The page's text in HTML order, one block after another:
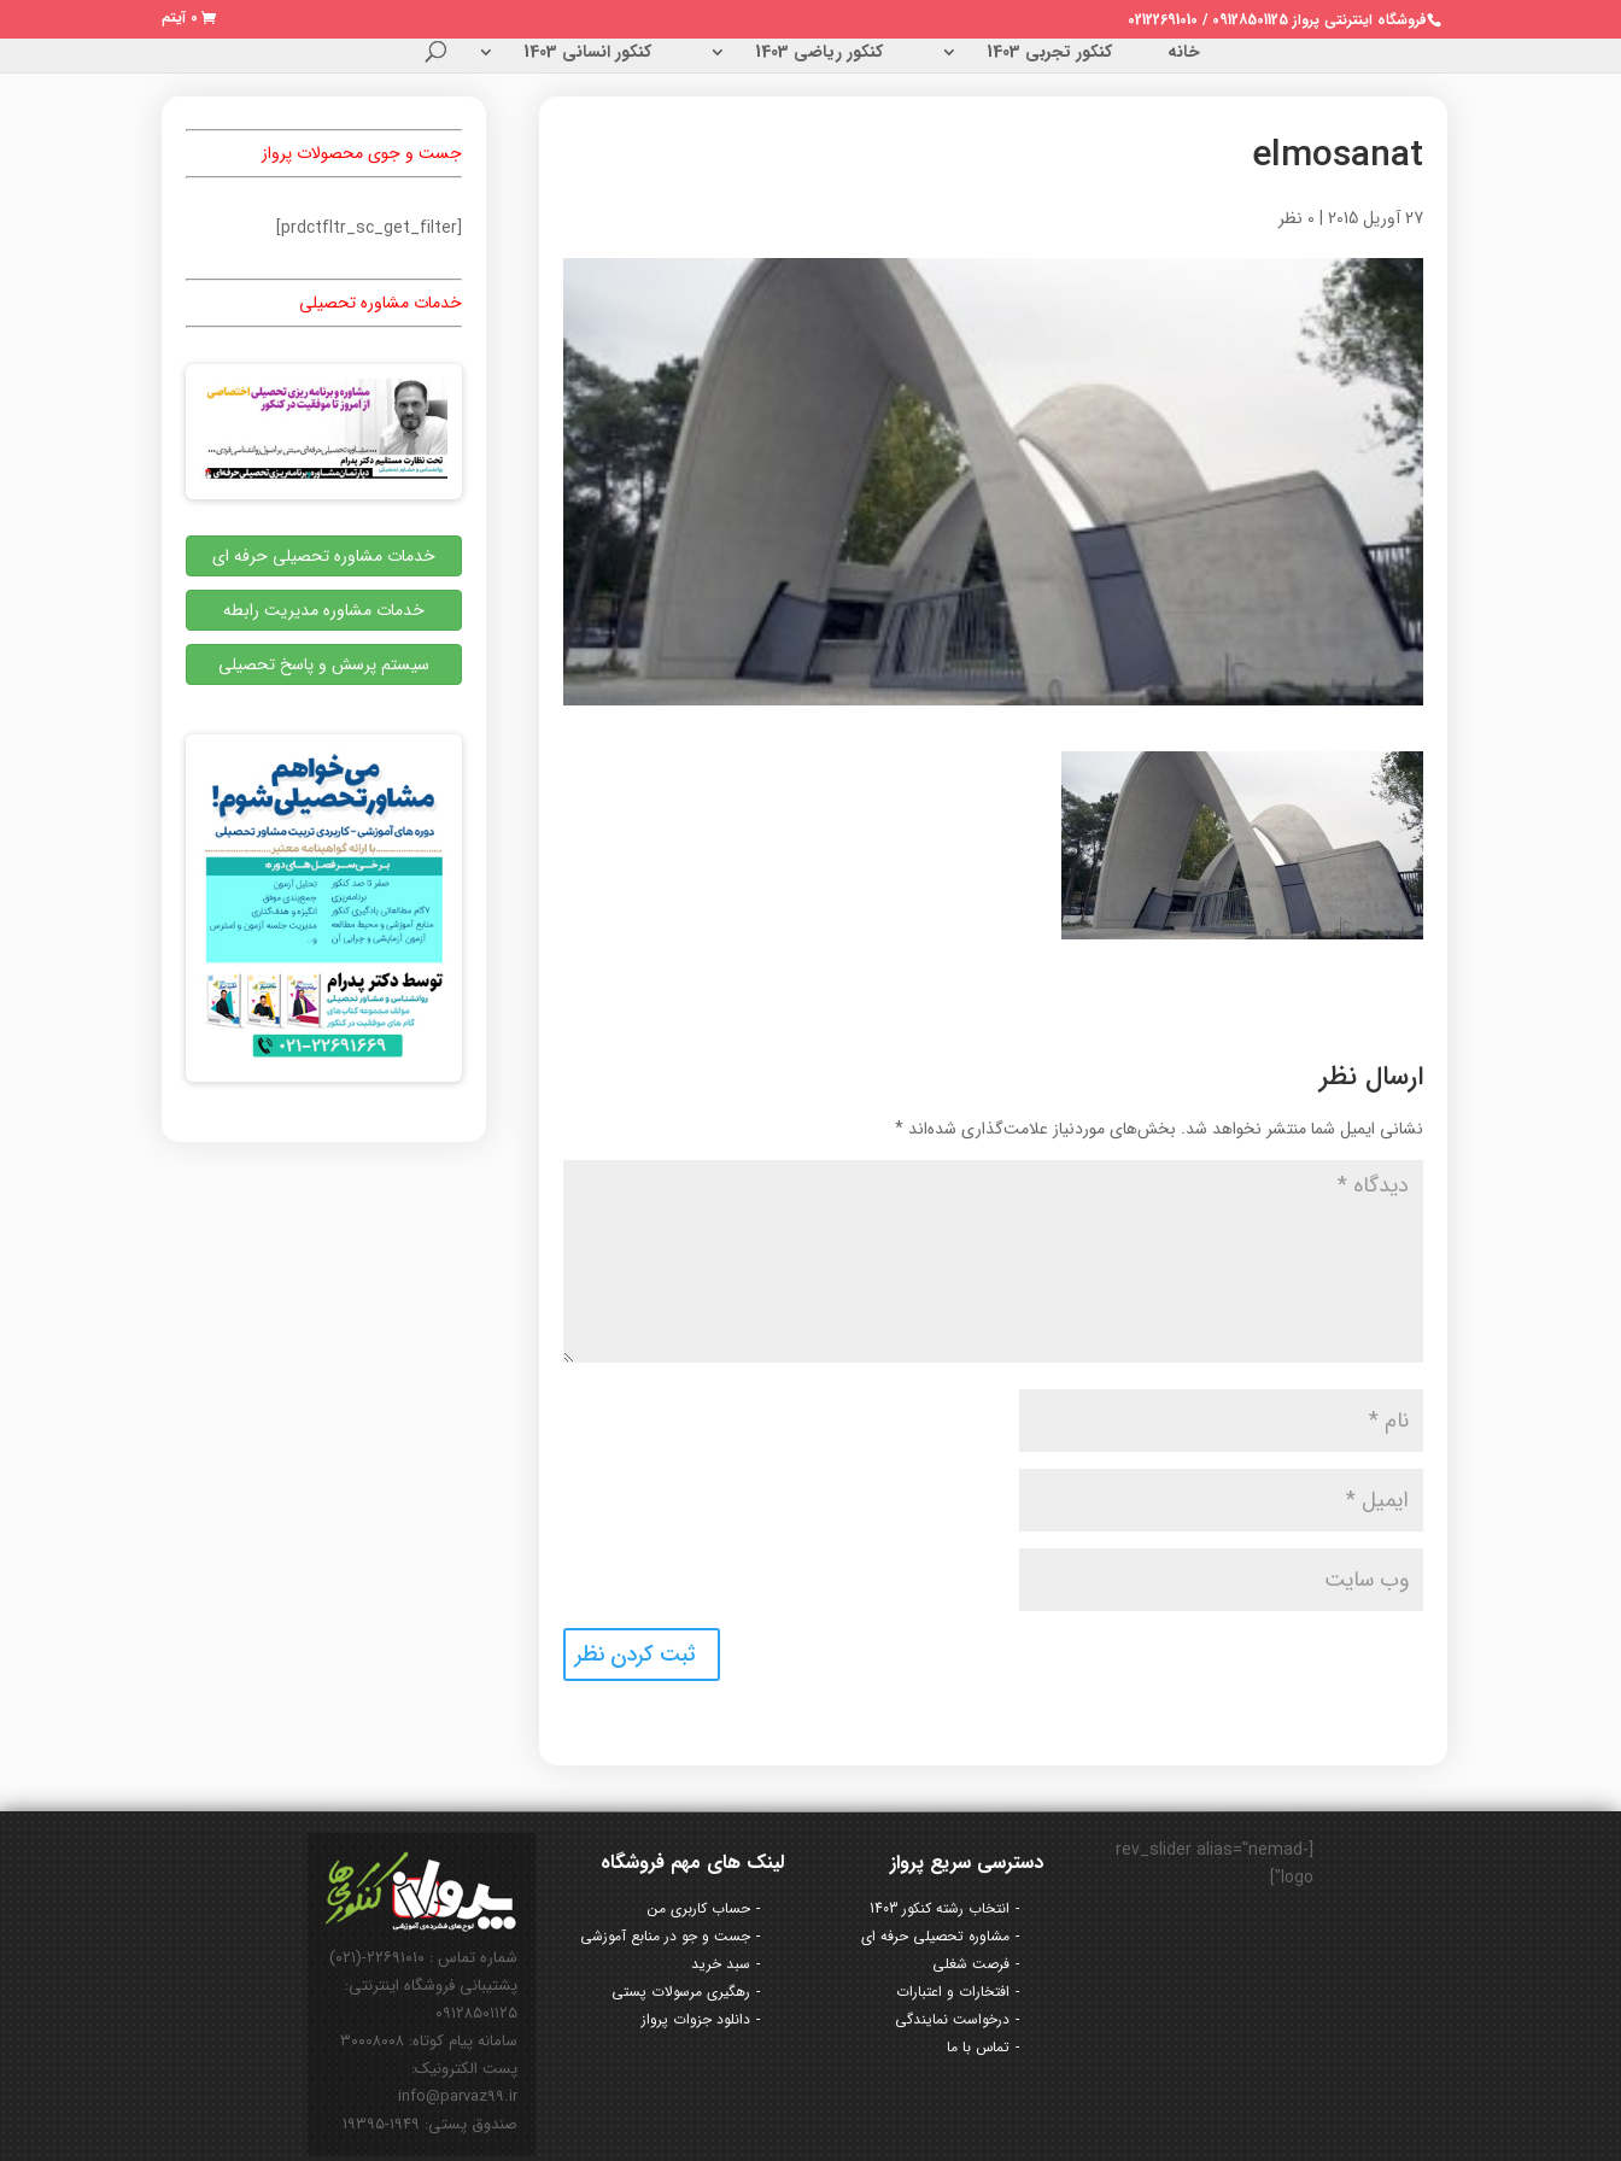
فروشگاه اینترنتی پرواز 09128501125 / 02122691010 0 آیتم
خانه کنکور تجربی 1403 کنکور ریاضی 1403 کنکور انسانی 1403
elmosanat
27 آوریل 2015 | 0 نظر
ارسال نظر
نشانی ایمیل شما منتشر نخواهد شد. بخش‌های موردنیاز علامت‌گذاری شده‌اند*
جست و جوی محصولات پرواز
[prdctfltr_sc_get_filter]
خدمات مشاوره تحصیلی
خدمات مشاوره تحصیلی حرفه ای
خدمات مشاوره مدیریت رابطه
سیستم پرسش و پاسخ تحصیلی
شماره تماس : ۲۲۶۹۱۰۱۰-(۰۲۱)
پشتیبانی فروشگاه اینترنتی:
۰۹۱۲۸۵۰۱۱۲۵
سامانه پیام کوتاه: ۳۰۰۰۸۰۰۸
پست الکترونیک:
info@parvaz99.ir
صندوق پستی: ۱۹۴۹-۱۹۳۹۵
لینک های مهم فروشگاه
حساب کاربری من
جست و جو در منابع آموزشی
سبد خرید
رهگیری مرسولات پستی
دانلود جزوات پرواز
دسترسی سریع پرواز
انتخاب رشته کنکور 1403
مشاوره تحصیلی حرفه ای
فرصت شغلی
افتخارات و اعتبارات
درخواست نمایندگی
تماس با ما
[rev_slider alias="nemad-
logo"]